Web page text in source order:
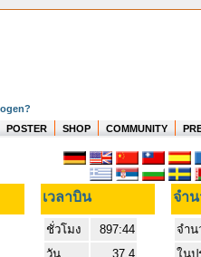
POSTER SHOP COMMUNITY
เวลาบิน จำ
ชั่วโมง
897:44
วัน
37,4
จำน
ในป